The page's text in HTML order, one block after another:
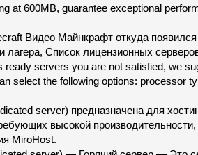
at 600MB, guarantee exceptional
Видео Майнкрафт откуда
лагера, Список лицензионных
ready servers you are not satisfied, we
select the following options: processor
server) предназначена для
высокой производительности,
MiroHost.